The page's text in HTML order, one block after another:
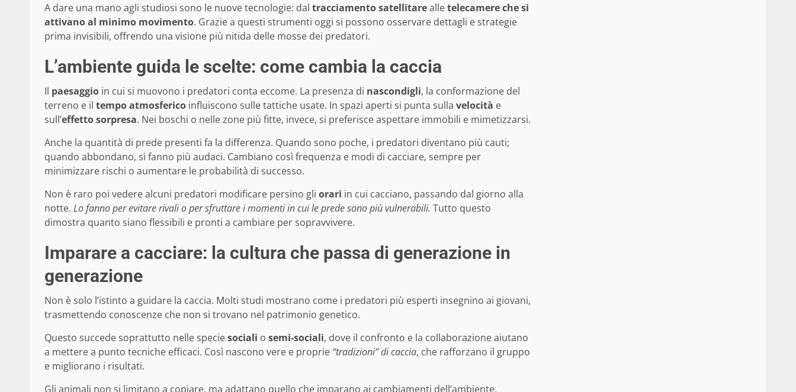
A dare una mano agli studiosi sono le nuove tecnologie: dal tracciamento satellitarealletelecamere che si
attivano al minimo movimento. Grazie a questi strumenti oggi si possono osservare dettagli e strategie
prima invisibili, offrendo una visione più nitida delle mosse dei predatori.
L’ambiente guida le scelte: come cambia la caccia
Il paesaggio in cui si muovono i predatori conta eccome. La presenza di nascondigli, la conformazione del
terreno e il tempo atmosferico influiscono sulle tattiche usate. In spazi aperti si punta sulla velocità e
sull’effetto sorpresa. Nei boschi o nelle zone più fitte, invece, si preferisce aspettare immobili e mimetizzarsi.
Anche la quantità di prede presenti fa la differenza. Quando sono poche, i predatori diventano più cauti;
quando abbondano, si fanno più audaci. Cambiano così frequenza e modi di cacciare, sempre per
minimizzare rischi o aumentare le probabilità di successo.
Non è raro poi vedere alcuni predatori modificare persino gli orari in cui cacciano, passando dal giorno alla
notte. Lo fanno per evitare rivali o per sfruttare i momenti in cui le prede sono più vulnerabili. Tutto questo
dimostra quanto siano flessibili e pronti a cambiare per sopravvivere.
Imparare a cacciare: la cultura che passa di generazione in
generazione
Non è solo l’istinto a guidare la caccia. Molti studi mostrano come i predatori più esperti insegnino ai giovani,
trasmettendo conoscenze che non si trovano nel patrimonio genetico.
Questo succede soprattutto nelle speciesociali o semi-sociali, dove il confronto e la collaborazione aiutano
a mettere a punto tecniche efficaci. Così nascono vere e proprie “tradizioni” di caccia, che rafforzano il gruppo
e migliorano i risultati.
Gli animali non si limitano a copiare, ma adattano quello che imparano ai cambiamenti dell’ambiente,